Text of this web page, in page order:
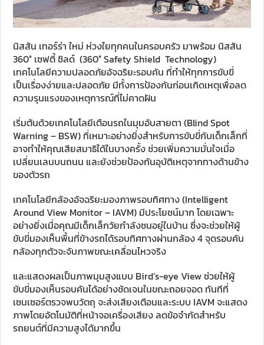
นิสสัน เทอร์ร่า ใหม่ ห่วงใยทุกคนในครอบครัว มาพร้อม นิสสัน
360° เซฟตี้ ชิลด์ (360° Safety Shield Technology)
เทคโนโลยีความปลอดภัยอัจฉริยะรอบคัน ที่ทำให้ทุกการขับขี่
เป็นเรื่องง่ายและปลอดภัย มีทั้งการป้องกันก่อนเกิดเหตุเพื่อลด
ความรุนแรงของเหตุการณ์ที่ไม่คาดฝัน
เริ่มต้นด้วยเทคโนโลยีเตือนรถในมุมอับสายตา (Blind Spot
Warning – BSW) ที่เหมาะอย่างยิ่งสำหรับการขับขี่กับเด็กเล็กที่
อาจทำให้คุณเสียสมาธิได้ในบางครั้ง ช่วยเพิ่มความมั่นใจเมื่อ
เปลี่ยนเลนบนถนน และยังช่วยป้องกันอุบัติเหตุจากทางด้านข้าง
ของตัวรถ
เทคโนโลยีกล้องอัจฉริยะมองภาพรอบทิศทาง (Intelligent
Around View Monitor – IAVM) มีประโยชน์มาก โดยเฉพาะ
อย่างยิ่งเมื่อคุณมีเด็กเล็กวัยกำลังซนอยู่ในบ้าน ซึ่งจะช่วยให้ผู้
ขับขี่มองเห็นพื้นที่ข้างรถได้รอบทิศทางผ่านกล้อง 4 จุดรอบคัน
กล้องทุกตัวจะจับภาพขณะเคลื่อนไหวจริง
และแสดงผลเป็นภาพมุมสูงแบบ Bird’s-eye View ช่วยให้ผู้
ขับขี่มองเห็นรอบคันได้อย่างชัดเจนในขณะถอยจอด ทันทีที่
เซนเซอร์ตรวจพบวัตถุ จะส่งเสียงเตือนและระบบ IAVM จะแสดง
ภาพโดยอัตโนมัติที่หน้าจอเครื่องเสียง ลดข้อจำกัดสำหรับ
รถยนต์ที่มีความสูงได้มากขึ้น